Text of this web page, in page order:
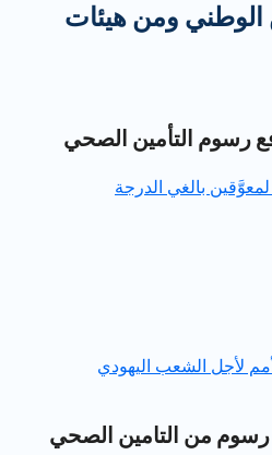
ومن هيئات
التأمين الصحي
بالغي الدرجة
لأجل الشعب اليهودي
من التامين الصحي